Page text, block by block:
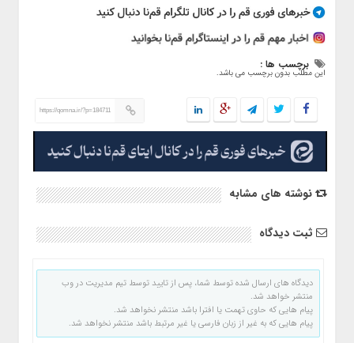
برچسب ها :
این مطلب بدون برچسب می باشد.
https://qomna.ir/?p=184711
نوشته های مشابه
ثبت دیدگاه
دیدگاه های ارسال شده توسط شما، پس از تایید توسط تیم مدیریت در وب
منتشر خواهد شد.
پیام هایی که حاوی تهمت یا افترا باشد منتشر نخواهد شد.
پیام هایی که به غیر از زبان فارسی یا غیر مرتبط باشد منتشر نخواهد شد.